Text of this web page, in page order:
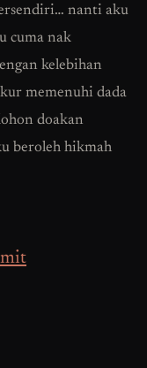
nanti aku
cuma nak
kelebihan
memenuhi dada
doakan
beroleh hikmah